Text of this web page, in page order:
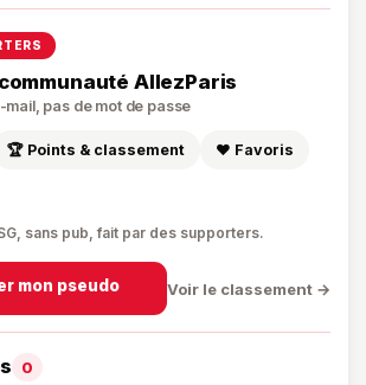
AllezParis
mail, pas de mot de passe
🏆 Points & classement ❤️ Favoris
sans pub, fait par des supporters.
mon pseudo Voir le classement →
0